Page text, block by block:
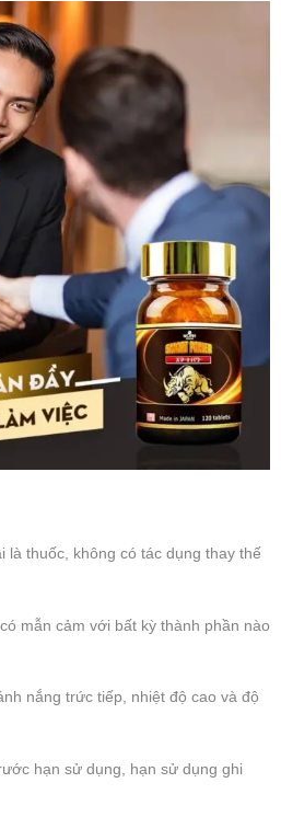
là thuốc, không có tác dụng thay thế
mẫn cảm với bất kỳ thành phần nào
nắng trức tiếp, nhiệt độ cao và độ
hạn sử dụng, hạn sử dụng ghi